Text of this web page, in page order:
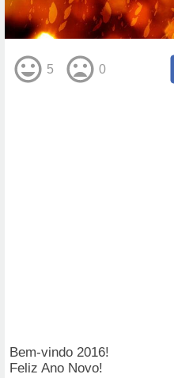
5 0
Bem-vindo 2016!
Feliz Ano Novo!